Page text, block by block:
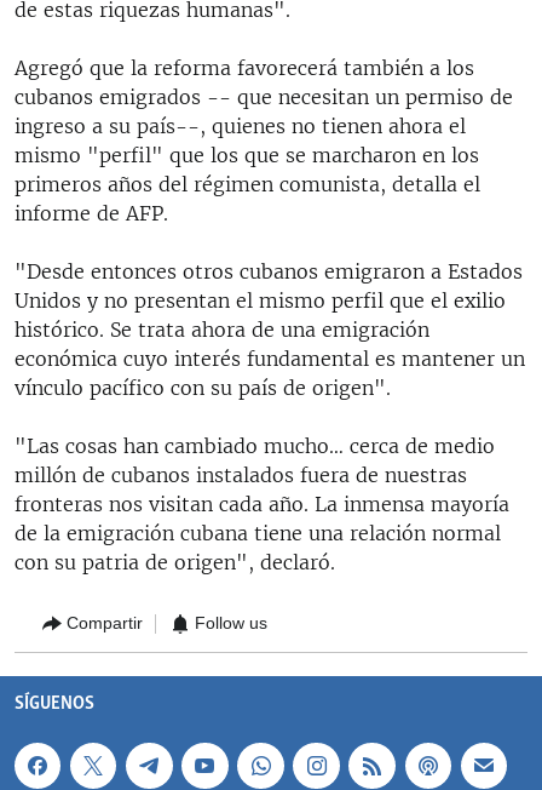
de estas riquezas humanas".
Agregó que la reforma favorecerá también a los
cubanos emigrados -- que necesitan un permiso de
ingreso a su país--, quienes no tienen ahora el
mismo "perfil" que los que se marcharon en los
primeros años del régimen comunista, detalla el
informe de AFP.
"Desde entonces otros cubanos emigraron a Estados
Unidos y no presentan el mismo perfil que el exilio
histórico. Se trata ahora de una emigración
económica cuyo interés fundamental es mantener un
vínculo pacífico con su país de origen".
"Las cosas han cambiado mucho… cerca de medio
millón de cubanos instalados fuera de nuestras
fronteras nos visitan cada año. La inmensa mayoría
de la emigración cubana tiene una relación normal
con su patria de origen", declaró.
Compartir Follow us
SÍGUENOS